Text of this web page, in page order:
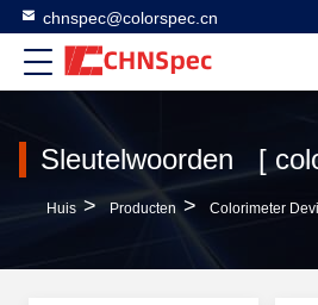
chnspec@colorspec.cn
Huis > Producten > Colorimeter